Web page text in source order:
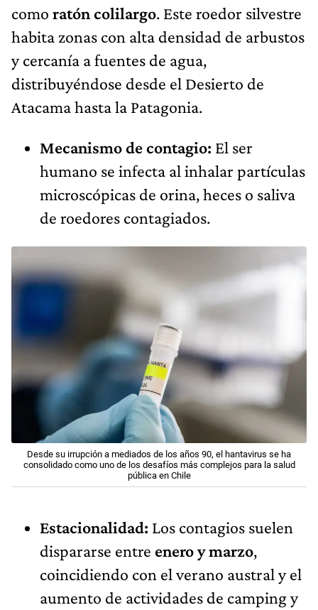
como ratón colilargo. Este roedor silvestre
habita zonas con alta densidad de arbustos
y cercanía a fuentes de agua,
distribuyéndose desde el Desierto de
Atacama hasta la Patagonia.
Mecanismo de contagio: El ser
humano se infecta al inhalar partículas
microscópicas de orina, heces o saliva
de roedores contagiados.
Desde su irrupción a mediados de los años 90, el hantavirus se ha
consolidado como uno de los desafíos más complejos para la salud
pública en Chile
Estacionalidad: Los contagios suelen
dispararse entre enero y marzo,
coincidiendo con el verano austral y el
aumento de actividades de camping y